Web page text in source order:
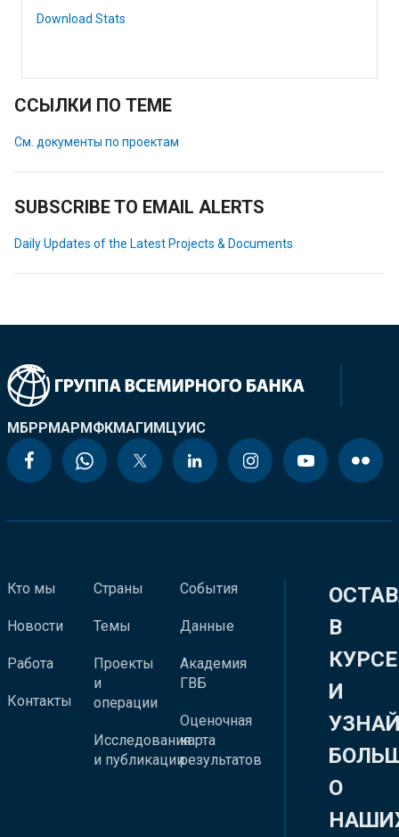
Download Stats
ССЫЛКИ ПО ТЕМЕ
См. документы по проектам
SUBSCRIBE TO EMAIL ALERTS
Daily Updates of the Latest Projects & Documents
МБРРМАРМФКМАГИМЦУИС
Кто мы
Новости
Работа
Контакты
Страны
Темы
Проекты
и
операции
Исследования
и публикации
События
Данные
Академия
ГВБ
Оценочная
карта
результатов
В
КУРСЕ
И
О